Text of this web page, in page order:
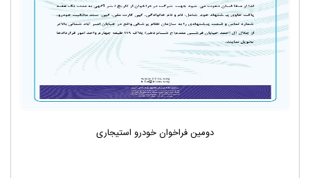
دومین فراخوان خودرو استیجاری